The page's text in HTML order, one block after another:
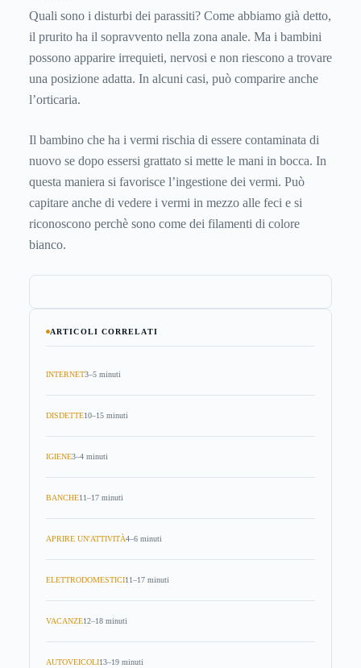
Quali sono i disturbi dei parassiti? Come abbiamo già detto,
il prurito ha il sopravvento nella zona anale. Ma i bambini
possono apparire irrequieti, nervosi e non riescono a trovare
una posizione adatta. In alcuni casi, può comparire anche
l’orticaria.
Il bambino che ha i vermi rischia di essere contaminata di
nuovo se dopo essersi grattato si mette le mani in bocca. In
questa maniera si favorisce l’ingestione dei vermi. Può
capitare anche di vedere i vermi in mezzo alle feci e si
riconoscono perchè sono come dei filamenti di colore
bianco.
ARTICOLI CORRELATI
INTERNET3–5 minuti
DISDETTE10–15 minuti
IGIENE3–4 minuti
BANCHE11–17 minuti
APRIRE UN'ATTIVITÀ4–6 minuti
ELETTRODOMESTICI11–17 minuti
VACANZE12–18 minuti
AUTOVEICOLI13–19 minuti